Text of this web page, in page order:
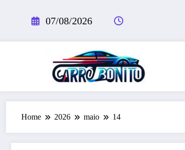
conteúdo
07/08/2026
Home 2026 maio 14